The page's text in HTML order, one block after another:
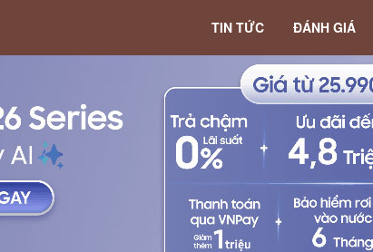
TIN TỨC ĐÁNH GIÁ